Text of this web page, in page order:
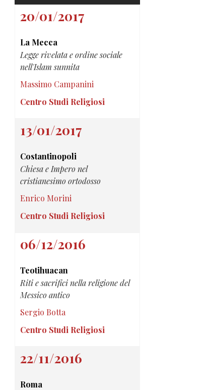
20/01/2017
La Mecca
Legge rivelata e ordine sociale
nell'Islam sunnita
Massimo Campanini
Centro Studi Religiosi
13/01/2017
Costantinopoli
Chiesa e Impero nel
cristianesimo ortodosso
Enrico Morini
Centro Studi Religiosi
06/12/2016
Teotihuacan
Riti e sacrifici nella religione del
Messico antico
Sergio Botta
Centro Studi Religiosi
22/11/2016
Roma